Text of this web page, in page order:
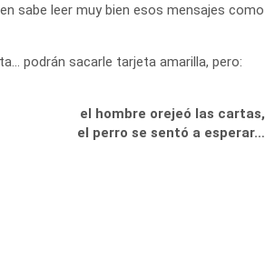
sabe leer muy bien esos mensajes como
podrán sacarle tarjeta amarilla, pero:
el hombre orejeó las cartas,
el perro se sentó a esperar…